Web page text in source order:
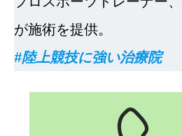
が施術を提供。
#陸上競技に強い治療院